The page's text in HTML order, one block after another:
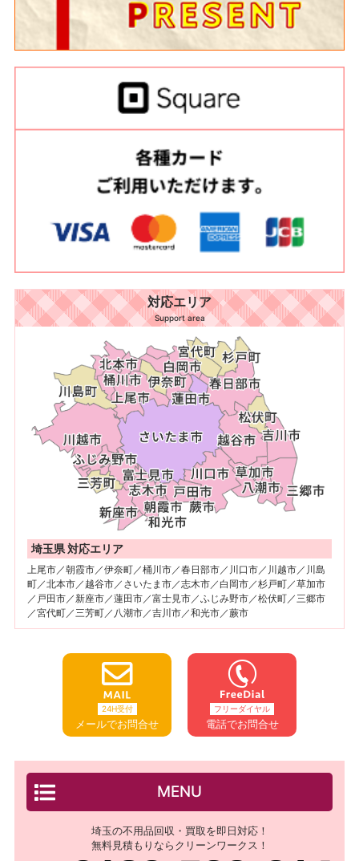
対応エリア
Support area
埼玉県 対応エリア
上尾市／朝霞市／伊奈町／桶川市／春日部市／川口市／川越市／川島
町／北本市／越谷市／さいたま市／志木市／白岡市／杉戸町／草加市
／戸田市／新座市／蓮田市／富士見市／ふじみ野市／松伏町／三郷市
／宮代町／三芳町／八潮市／吉川市／和光市／蕨市
24H受付
メールでお問合せ
フリーダイヤル
電話でお問合せ
MENU
埼玉の不用品回収・買取を即日対応！
無料見積もりならクリーンワークス！